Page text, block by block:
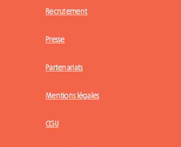
Recrutement
Presse
Partenariats
Mentions légales
CGU